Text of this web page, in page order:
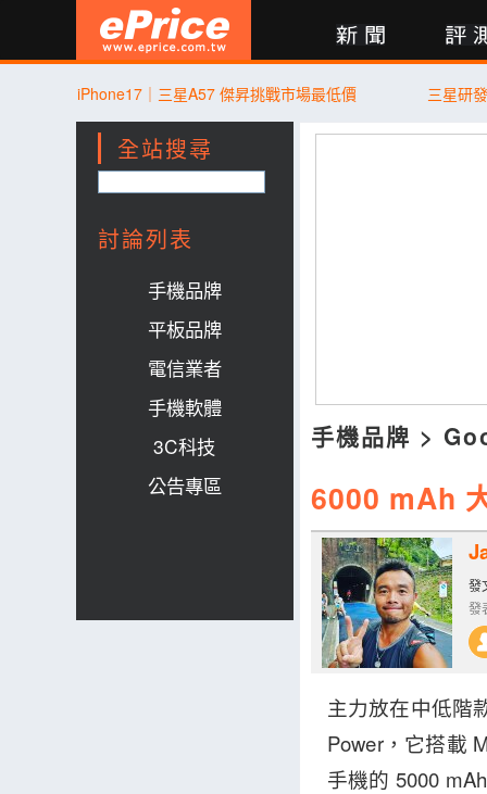
評測 討論 產品 買賣 登入
iPhone17｜三星A57 傑昇挑戰市場最低價 三星研
全站搜尋
討論列表
手機品牌
平板品牌
電信業者
手機軟體
3C科技
公告專區
手機品牌 >
6000 mAh
發
發
主力放在中低階
Power，它搭載
手機的 5000